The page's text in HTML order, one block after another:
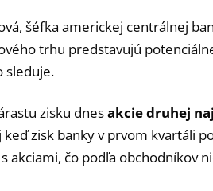
šéfka americkej centrálnej
trhu predstavujú
sleduje.
zisku dnesakcie druhej
keď zisk banky v prvom kvartáli
akciami, čo podľa obchodníkov